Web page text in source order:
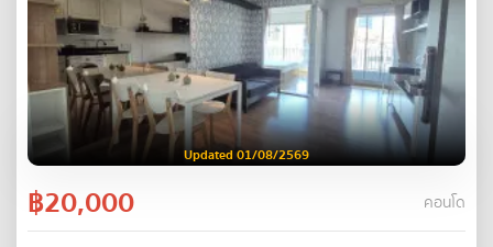
Updated 01/08/2569
฿20,000 คอนโด